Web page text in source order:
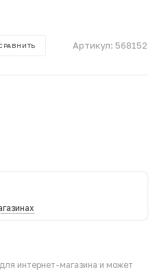
Артикул: 568152
интернет-магазина и может